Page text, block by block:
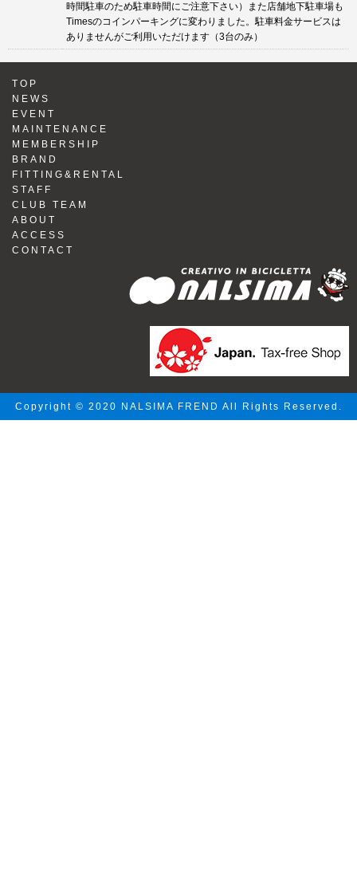
時間駐車のため駐車時間にご注意下さい）また店舗地下駐車場も
Timesのコインパーキングに変わりました。駐車料金サービスは
ありませんがご利用いただけます（3台のみ）
TOP
NEWS
EVENT
MAINTENANCE
MEMBERSHIP
BRAND
FITTING&RENTAL
STAFF
CLUB TEAM
ABOUT
ACCESS
CONTACT
Copyright © 2020 NALSIMA FREND All Rights Reserved.